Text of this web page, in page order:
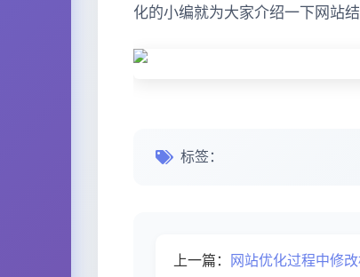
化的小编就为大家介绍一下网站
标签：
上一篇： 网站优化过程中修改